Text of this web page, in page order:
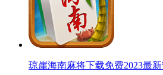
琼崖海南麻将下载免费2023最